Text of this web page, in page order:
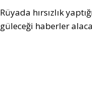
Rüyada hırsızlık
güleceği haberler